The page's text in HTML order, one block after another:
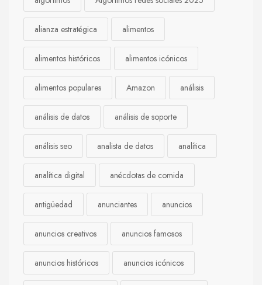
alianza estratégica alimentos
alimentos históricos alimentos icónicos
alimentos populares Amazon análisis
análisis de datos análisis de soporte
análisis seo analista de datos analítica
analítica digital anécdotas de comida
antigüedad anunciantes anuncios
anuncios creativos anuncios famosos
anuncios históricos anuncios icónicos